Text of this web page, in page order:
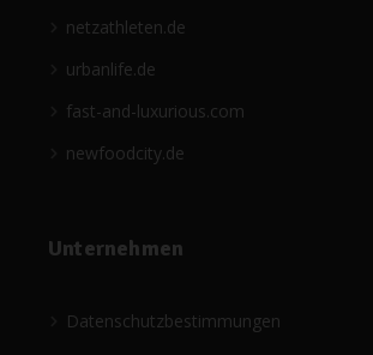
netzathleten.de
urbanlife.de
fast-and-luxurious.com
newfoodcity.de
Unternehmen
Datenschutzbestimmungen